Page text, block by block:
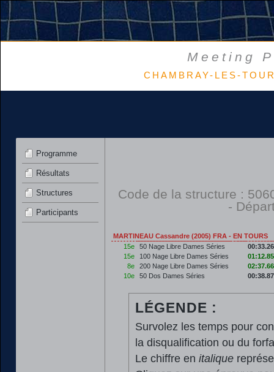
Meeting
CHAMBRAY-LES-
Programme
Résultats
Structures
Participants
Code de la structure :
-
MARTINEAU Cassandre (2005) FRA - EN TOURS
15e
50 Nage Libre Dames Séries
00:33.26
15e
100 Nage Libre Dames Séries
01:12.85
8e
200 Nage Libre Dames Séries
02:37.66
10e
50 Dos Dames Séries 00:38.87
LÉGENDE :
Survolez les temps pour
la disqualification ou du
Le chiffre en italique